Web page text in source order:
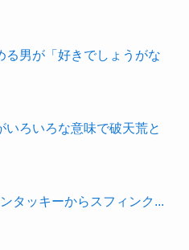
る男が「好きでしょうがな
いろいろな意味で破天荒と
タッキーからスフィンク...